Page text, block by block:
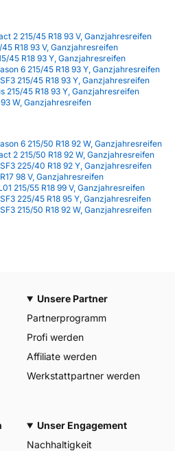
2 215/45 R18 93 V, Ganzjahresreifen
R18 93 V, Ganzjahresreifen
45 R18 93 Y, Ganzjahresreifen
6 215/45 R18 93 Y, Ganzjahresreifen
215/45 R18 93 Y, Ganzjahresreifen
215/45 R18 93 Y, Ganzjahresreifen
W, Ganzjahresreifen
6 215/50 R18 92 W, Ganzjahresreifen
2 215/50 R18 92 W, Ganzjahresreifen
225/40 R18 92 Y, Ganzjahresreifen
98 V, Ganzjahresreifen
215/55 R18 99 V, Ganzjahresreifen
225/45 R18 95 Y, Ganzjahresreifen
215/50 R18 92 W, Ganzjahresreifen
Unsere Partner
Partnerprogramm
Profi werden
Affiliate werden
Werkstattpartner werden
Unser Engagement
Nachhaltigkeit